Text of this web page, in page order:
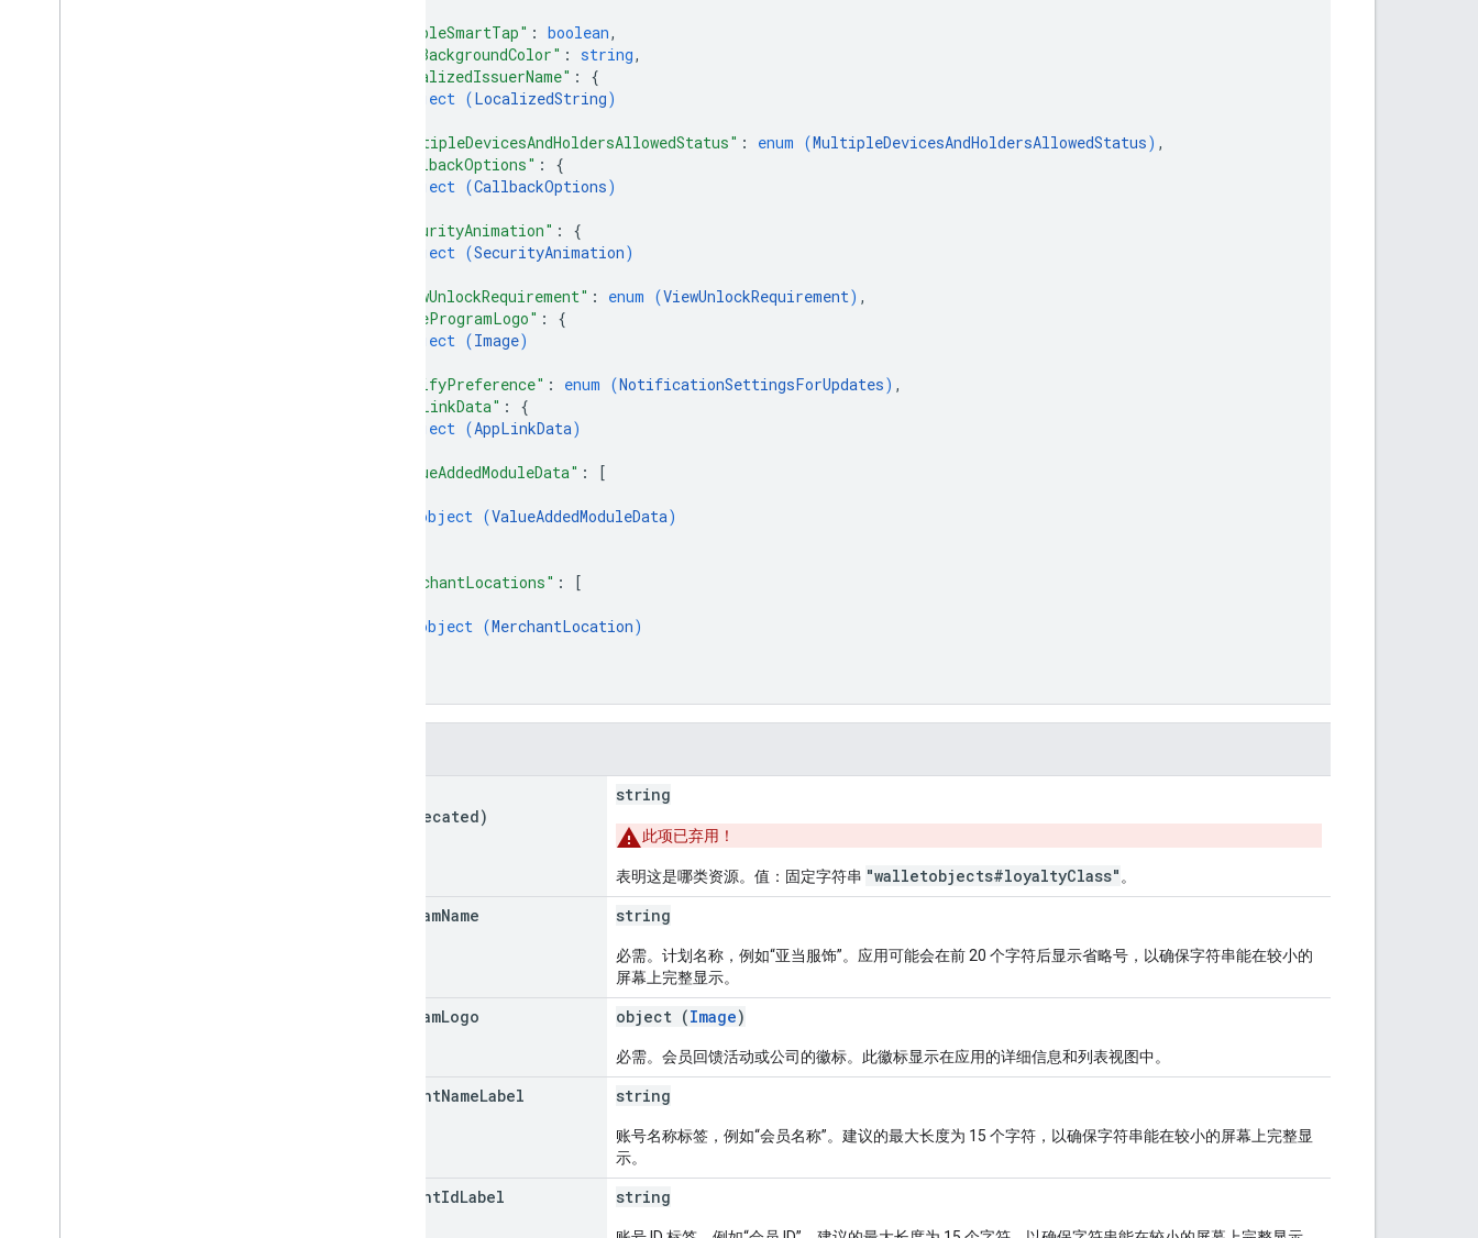
"enableSmartTap" : boolean,
"hexBackgroundColor" : string,
"localizedIssuerName" : {
object (LocalizedString)
"multipleDevicesAndHoldersAllowedStatus" : enum (MultipleDevicesAndHoldersAllowedStatus) ,
"callbackOptions" : {
object (CallbackOptions)
"securityAnimation" : {
object (SecurityAnimation)
"viewUnlockRequirement" : enum (ViewUnlockRequirement) ,
"wideProgramLogo" : {
object (Image)
"notifyPreference" : enum (NotificationSettingsForUpdates) ,
"appLinkData" : {
object (AppLinkData)
"valueAddedModuleData" :
[
object (ValueAddedModuleData)
"merchantLocations" :
[
object (MerchantLocation)
(deprecated)
string
此项已弃用！
表明这是哪类资源。值：固定字符串 "walletobjects#loyaltyClass" 。
programName string
必需。计划名称，例如“亚当服饰”。应用可能会在前 20 个字符后显示省略号，以确保字符串能在较小的
屏幕上完整显示。
programLogo object (Image)
必需。会员回馈活动或公司的徽标。此徽标显示在应用的详细信息和列表视图中。
accountNameLabel string
账号名称标签，例如“会员名称”。建议的最大长度为 15 个字符，以确保字符串能在较小的屏幕上完整显
示。
accountIdLabel string